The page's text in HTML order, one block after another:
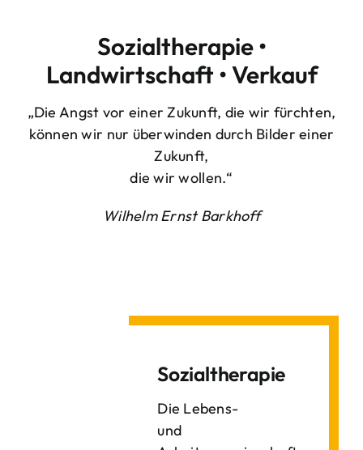
Sozialtherapie •
Landwirtschaft • Verkauf
„Die Angst vor einer Zukunft, die wir fürchten,
können wir nur überwinden durch Bilder einer
Zukunft,
die wir wollen.“
Wilhelm Ernst Barkhoff
Sozialtherapie
Die Lebens-
und